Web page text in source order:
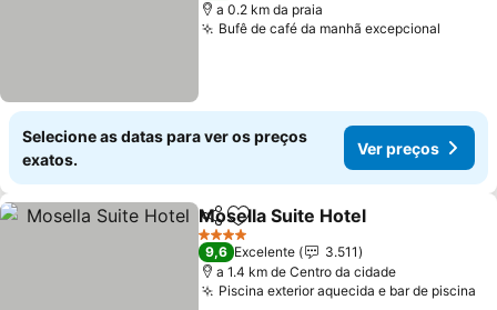
a 0.2 km da praia
Bufê de café da manhã excepcional
Selecione as datas para ver os preços
exatos.
Ver preços
PartilharAdicionar aos favoritos
Mosella Suite Hotel
4 Estrelas
9,6 Excelente
3.511
a 1.4 km de Centro da cidade
Piscina exterior aquecida e bar de piscina